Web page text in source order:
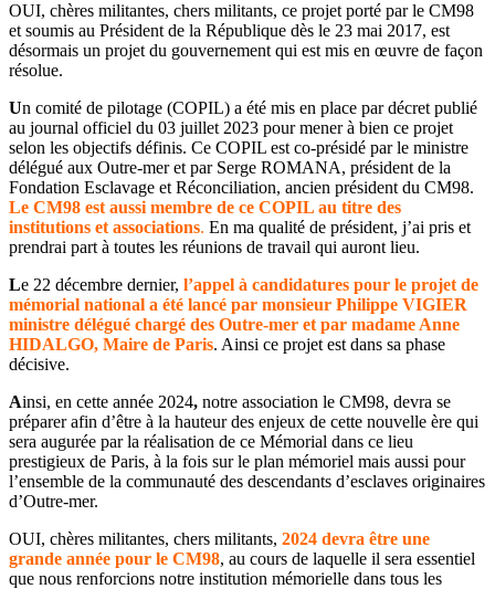
OUI, chères militantes, chers militants, ce projet porté par le CM98
et soumis au Président de la République dès le 23 mai 2017, est
désormais un projet du gouvernement qui est mis en œuvre de façon
résolue.
Un comité de pilotage (COPIL) a été mis en place par décret publié
au journal officiel du 03 juillet 2023 pour mener à bien ce projet
selon les objectifs définis. Ce COPIL est co-présidé par le ministre
délégué aux Outre-mer et par Serge ROMANA, président de la
Fondation Esclavage et Réconciliation, ancien président du CM98.
Le CM98 est aussi membre de ce COPIL au titre des
institutions et associations. En ma qualité de président, j’ai pris et
prendrai part à toutes les réunions de travail qui auront lieu.
Le 22 décembre dernier, l’appel à candidatures pour le projet de
mémorial national a été lancé par monsieur Philippe VIGIER
ministre délégué chargé des Outre-mer et par madame Anne
HIDALGO, Maire de Paris. Ainsi ce projet est dans sa phase
décisive.
Ainsi, en cette année 2024, notre association le CM98, devra se
préparer afin d’être à la hauteur des enjeux de cette nouvelle ère qui
sera augurée par la réalisation de ce Mémorial dans ce lieu
prestigieux de Paris, à la fois sur le plan mémoriel mais aussi pour
l’ensemble de la communauté des descendants d’esclaves originaires
d’Outre-mer.
OUI, chères militantes, chers militants, 2024 devra être une
grande année pour le CM98, au cours de laquelle il sera essentiel
que nous renforcions notre institution mémorielle dans tous les